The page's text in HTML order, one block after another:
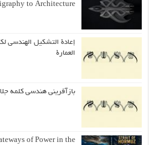
to Architecture
إعادة التشكيل الهندسي
العمارة
بازآفرینی هندسی کلمه
of Power in the